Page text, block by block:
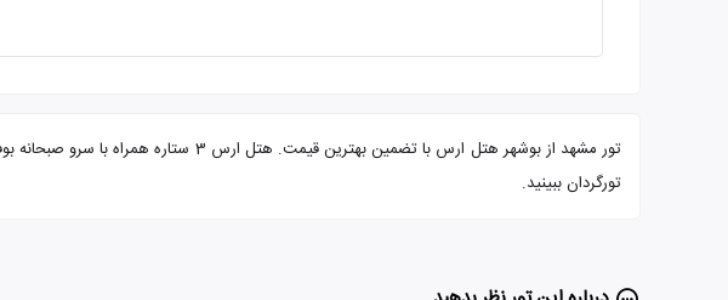
تور مشهد از بوشهر هتل ارس با تضمین
تورگردان ببینید.